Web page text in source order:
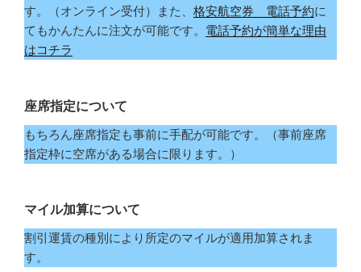
す。（オンライン受付）また、 格安航空券 電話予約に
てもかんたんに注文が可能です。 電話予約が簡単な理由
はコチラ
座席指定について
もちろん座席指定も事前に手配が可能です。（事前座席
指定枠に空席がある場合に限ります。）
マイル加算について
割引運賃の種別により所定のマイルが適用加算されま
す。